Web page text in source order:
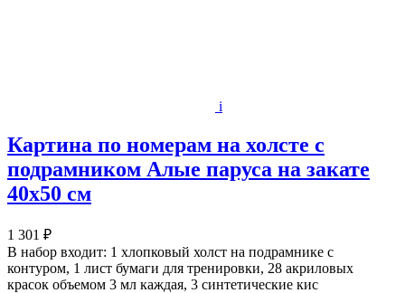
i
Картина по номерам на холсте с
подрамником Алые паруса на закате
40х50 см
1 301 ₽
В набор входит: 1 хлопковый холст на подрамнике с
контуром, 1 лист бумаги для тренировки, 28 акриловых
красок объемом 3 мл каждая, 3 синтетические кис